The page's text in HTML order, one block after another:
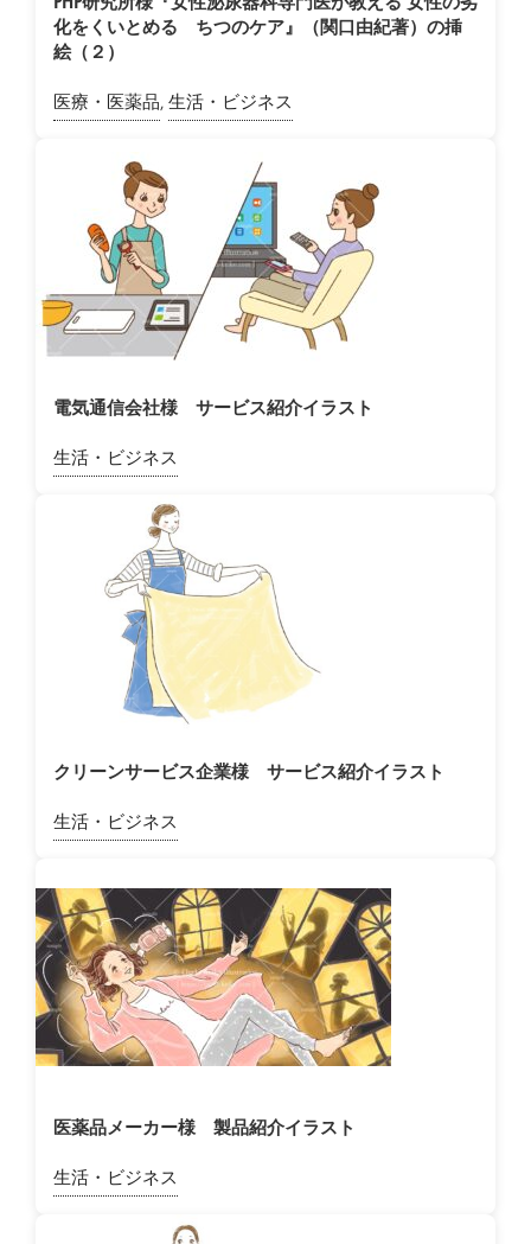
化をくいとめる ちつのケア』（関口由紀著）の挿
絵（２）
医療・医薬品, 生活・ビジネス
電気通信会社様 サービス紹介イラスト
生活・ビジネス
クリーンサービス企業様 サービス紹介イラスト
生活・ビジネス
医薬品メーカー様 製品紹介イラスト
生活・ビジネス